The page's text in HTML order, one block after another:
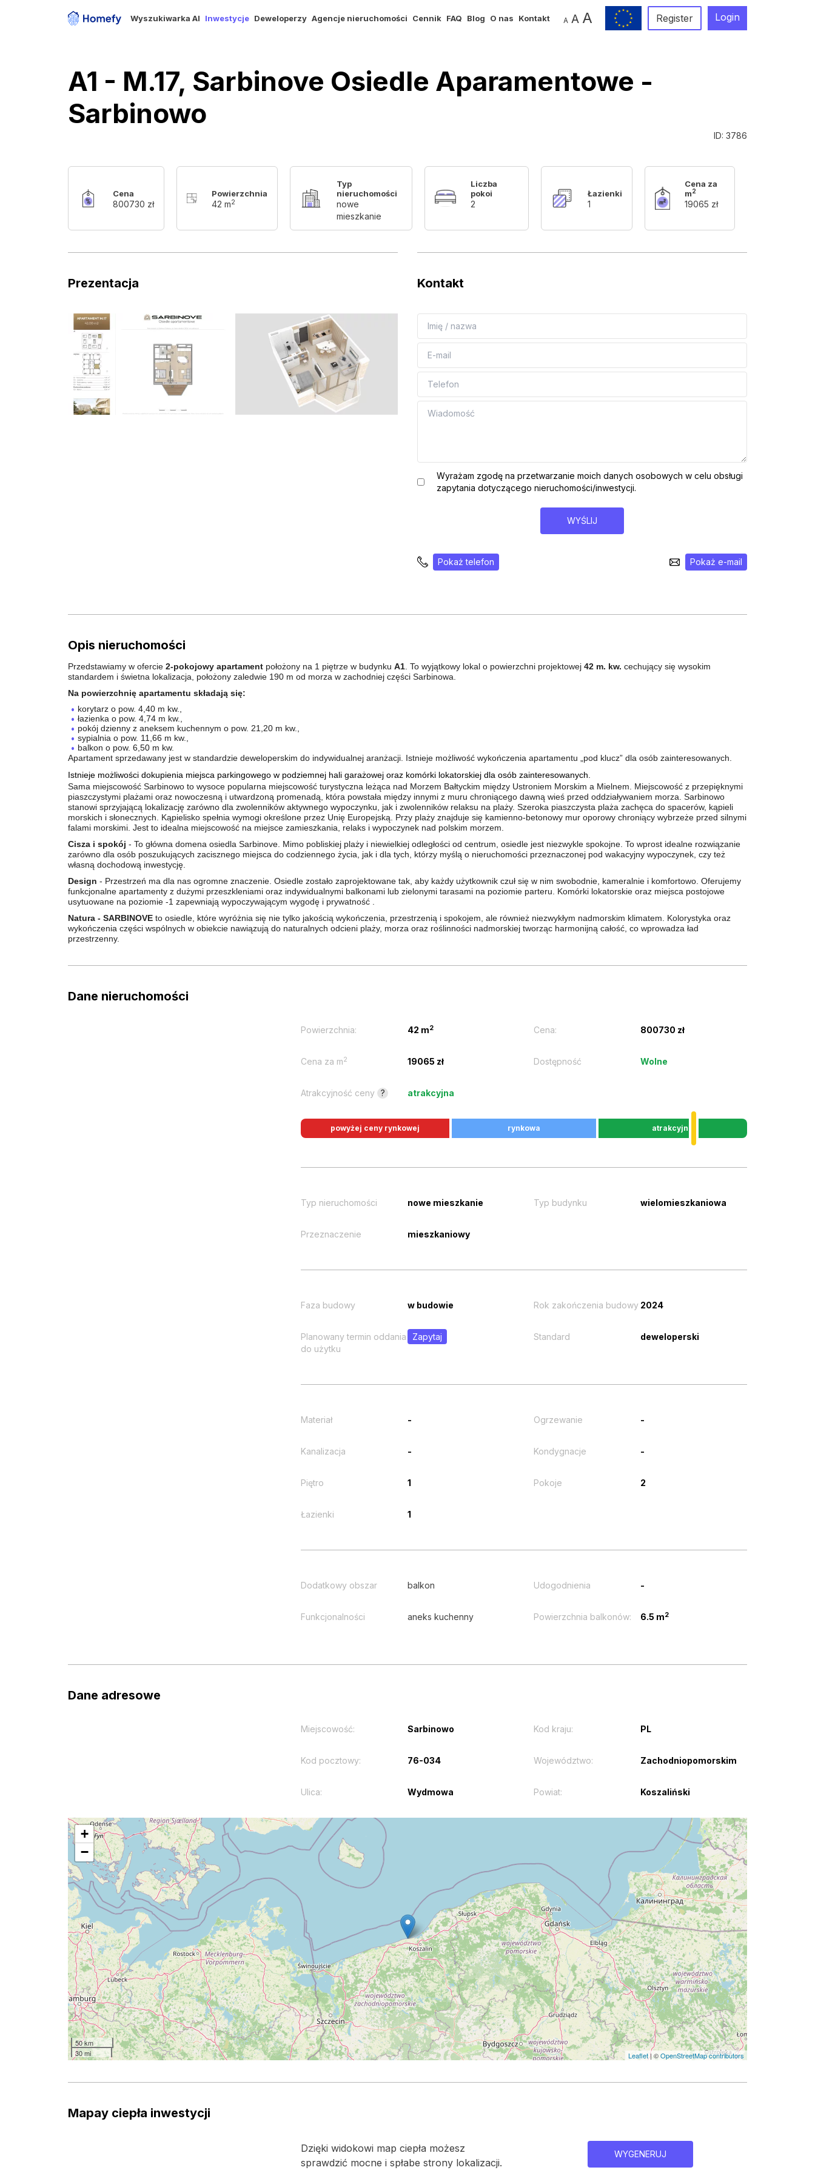
Wyszukiwarka AI Inwestycje Deweloperzy Agencje nieruchomości Cennik FAQ Blog O nas Kontakt A A A Register Login
A1 - M.17, Sarbinove Osiedle Aparamentowe -
Sarbinowo
ID: 3786
Cena
800730 zł
Powierzchnia
42 m2
Typ
nieruchomości
nowe
mieszkanie
Liczba
pokoi
2
Łazienki
1
Cena za
m2
19065 zł
Prezentacja Kontakt
Wyrażam zgodę na przetwarzanie moich danych osobowych w celu obsługi
zapytania dotyczącego nieruchomości/inwestycji.
WYŚLIJ
Pokaż telefon Pokaż e-mail
Opis nieruchomości
Przedstawiamy w ofercie 2-pokojowy apartament położony na 1 piętrze w budynku A1 . To wyjątkowy lokal o powierzchni projektowej 42 m. kw. cechujący się wysokim
standardem i świetna lokalizacja, położony zaledwie 190 m od morza w zachodniej części Sarbinowa.
Na powierzchnię apartamentu składają się:
korytarz o pow. 4,40 m kw.,
łazienka o pow. 4,74 m kw.,
pokój dzienny z aneksem kuchennym o pow. 21,20 m kw.,
sypialnia o pow. 11,66 m kw.,
balkon o pow. 6,50 m kw.
Apartament sprzedawany jest w standardzie deweloperskim do indywidualnej aranżacji. Istnieje możliwość wykończenia apartamentu „pod klucz” dla osób zainteresowanych.
Istnieje możliwości dokupienia miejsca parkingowego w podziemnej hali garażowej oraz komórki lokatorskiej dla osób zainteresowanych.
Sama miejscowość Sarbinowo to wysoce popularna miejscowość turystyczna leżąca nad Morzem Bałtyckim między Ustroniem Morskim a Mielnem. Miejscowość z przepięknymi
piaszczystymi plażami oraz nowoczesną i utwardzoną promenadą, która powstała między innymi z muru chroniącego dawną wieś przed oddziaływaniem morza. Sarbinowo
stanowi sprzyjającą lokalizację zarówno dla zwolenników aktywnego wypoczynku, jak i zwolenników relaksu na plaży. Szeroka piaszczysta plaża zachęca do spacerów, kąpieli
morskich i słonecznych. Kąpielisko spełnia wymogi określone przez Unię Europejską. Przy plaży znajduje się kamienno-betonowy mur oporowy chroniący wybrzeże przed silnymi
falami morskimi. Jest to idealna miejscowość na miejsce zamieszkania, relaks i wypoczynek nad polskim morzem.
Cisza i spokój - To główna domena osiedla Sarbinove. Mimo pobliskiej plaży i niewielkiej odległości od centrum, osiedle jest niezwykle spokojne. To wprost idealne rozwiązanie
zarówno dla osób poszukujących zacisznego miejsca do codziennego życia, jak i dla tych, którzy myślą o nieruchomości przeznaczonej pod wakacyjny wypoczynek, czy też
własną dochodową inwestycję.
Design - Przestrzeń ma dla nas ogromne znaczenie. Osiedle zostało zaprojektowane tak, aby każdy użytkownik czuł się w nim swobodnie, kameralnie i komfortowo. Oferujemy
funkcjonalne apartamenty z dużymi przeszkleniami oraz indywidualnymi balkonami lub zielonymi tarasami na poziomie parteru. Komórki lokatorskie oraz miejsca postojowe
usytuowane na poziomie -1 zapewniają wypoczywającym wygodę i prywatność .
Natura - SARBINOVE to osiedle, które wyróżnia się nie tylko jakością wykończenia, przestrzenią i spokojem, ale również niezwykłym nadmorskim klimatem. Kolorystyka oraz
wykończenia części wspólnych w obiekcie nawiązują do naturalnych odcieni plaży, morza oraz roślinności nadmorskiej tworząc harmonijną całość, co wprowadza ład
przestrzenny.
Dane nieruchomości
Powierzchnia: 42 m2 Cena: 800730 zł
Cena za m2 19065 zł Dostępność Wolne
Atrakcyjność ceny ? atrakcyjna
powyżej ceny rynkowej rynkowa atrakcyjna
Typ nieruchomości nowe mieszkanie Typ budynku wielomieszkaniowa
Przeznaczenie mieszkaniowy
Faza budowy w budowie Rok zakończenia budowy 2024
Planowany termin oddania
do użytku
Zapytaj Standard deweloperski
Materiał - Ogrzewanie -
Kanalizacja - Kondygnacje -
Piętro 1 Pokoje 2
Łazienki 1
Dodatkowy obszar balkon Udogodnienia -
Funkcjonalności aneks kuchenny Powierzchnia balkonów: 6.5 m2
Dane adresowe
Miejscowość: Sarbinowo Kod kraju: PL
Kod pocztowy: 76-034 Województwo: Zachodniopomorskim
Ulica: Wydmowa Powiat: Koszaliński
+
−
50 km
30 mi
Leaflet| ©OpenStreetMap contributors
Mapay ciepła inwestycji
Dzięki widokowi map ciepła możesz
sprawdzić mocne i spłabe strony lokalizacji.
WYGENERUJ